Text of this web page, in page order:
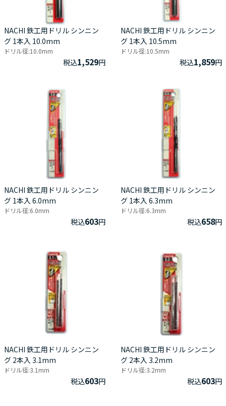
NACHI 鉄工用ドリル シンニン
グ 1本入 10.0mm
ドリル径:10.0mm
税込1,529円
NACHI 鉄工用ドリル シンニン
グ 1本入 10.5mm
ドリル径:10.5mm
税込1,859円
NACHI 鉄工用ドリル シンニン
グ 1本入 6.0mm
ドリル径:6.0mm
税込603円
NACHI 鉄工用ドリル シンニン
グ 1本入 6.3mm
ドリル径:6.3mm
税込658円
NACHI 鉄工用ドリル シンニン
グ 2本入 3.1mm
ドリル径:3.1mm
税込603円
NACHI 鉄工用ドリル シンニン
グ 2本入 3.2mm
ドリル径:3.2mm
税込603円